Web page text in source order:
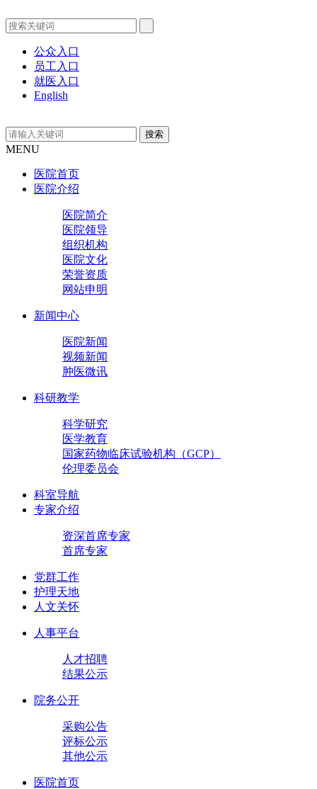
公众入口
员工入口
就医入口
English
MENU
医院首页
医院介绍
医院简介
医院领导
组织机构
医院文化
荣誉资质
网站申明
新闻中心
医院新闻
视频新闻
肿医微讯
科研教学
科学研究
医学教育
国家药物临床试验机构（GCP）
伦理委员会
科室导航
专家介绍
资深首席专家
首席专家
党群工作
护理天地
人文关怀
人事平台
人才招聘
结果公示
院务公开
采购公告
评标公示
其他公示
医院首页